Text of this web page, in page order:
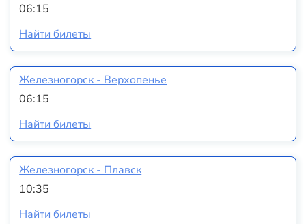
06:15
Найти билеты
Железногорск - Верхопенье
06:15
Найти билеты
Железногорск - Плавск
10:35
Найти билеты